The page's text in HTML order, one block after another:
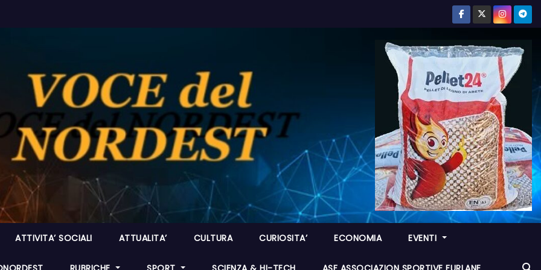
ATTIVITA’ SOCIALI ATTUALITA’ CULTURA CURIOSITA’ ECONOMIA EVENTI